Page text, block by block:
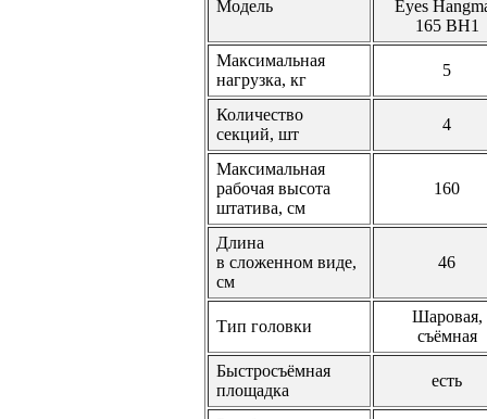
Модель
Eyes
165 BH1
Максимальная
нагрузка, кг
5
Количество
секций, шт
4
Максимальная
рабочая высота
штатива, см
160
Длина
в сложенном виде,
см
46
Тип головки
Шаровая,
съёмная
Быстросъёмная
площадка
есть